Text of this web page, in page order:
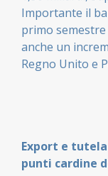
Importante il
primo
anche un
Regno Unito e
Export e
punti cardine